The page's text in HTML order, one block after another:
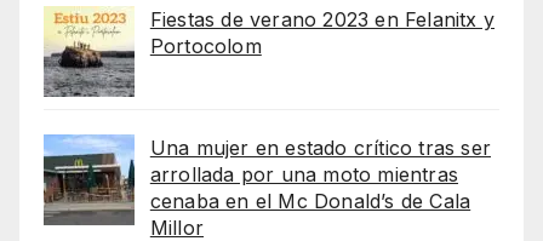
Fiestas de verano 2023 en Felanitx y
Portocolom
Una mujer en estado crítico tras ser
arrollada por una moto mientras
cenaba en el Mc Donald’s de Cala
Millor